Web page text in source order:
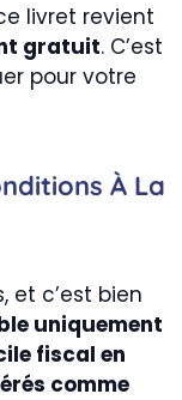
livret revient
gratuit. C’est
pour votre
À La
et c’est bien
uniquement
fiscal en
comme